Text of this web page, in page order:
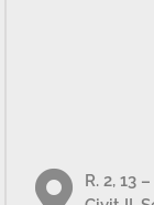
R. 2, 13